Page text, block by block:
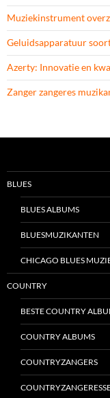
Muziekinstrument
Geluidsapparatuur
Azerty: Innovatie en
Zanger zangeres
BLUES
BLUES ALBUMS
BLUESMUZIKANTEN
CHICAGO BLUES
COUNTRY
BESTE COUNTRY
COUNTRY ALBUMS
COUNTRYZANGERS